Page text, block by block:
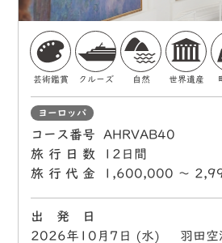
芸術鑑賞 クルーズ 自然 世界遺産
ヨーロッパ
コース番号
AHRVAB40
旅行日数
12日間
旅行代金
1,600,000 〜
出 発 日
2026年10月7日 (水) 羽田空